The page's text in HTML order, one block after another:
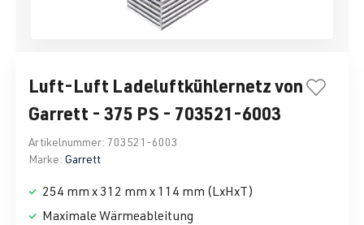
Luft-Luft Ladeluftkühlernetz von
Garrett - 375 PS - 703521-6003
Artikelnummer: 703521-6003
Marke: Garrett
254 mm x 312 mm x 114 mm (LxHxT)
Maximale Wärmeableitung